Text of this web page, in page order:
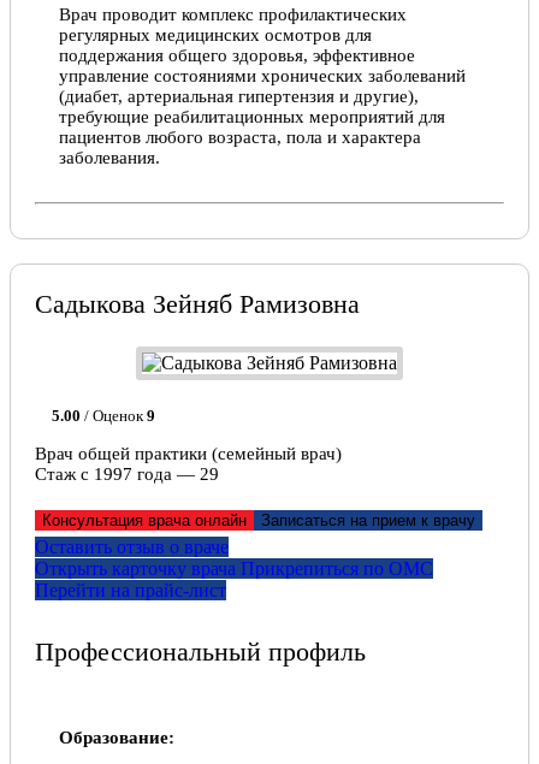
Врач проводит комплекс профилактических
регулярных медицинских осмотров для
поддержания общего здоровья, эффективное
управление состояниями хронических заболеваний
(диабет, артериальная гипертензия и другие),
требующие реабилитационных мероприятий для
пациентов любого возраста, пола и характера
заболевания.
Садыкова Зейняб Рамизовна
5.00 / Оценок9
Врач общей практики (семейный врач)
Стаж с 1997 года — 29
Консультация врача онлайн Записаться на прием к врачу
Оставить отзыв о враче
Открыть карточку врача Прикрепитьcя по ОМС
Перейти на прайс-лист
Профессиональный профиль
Образование: